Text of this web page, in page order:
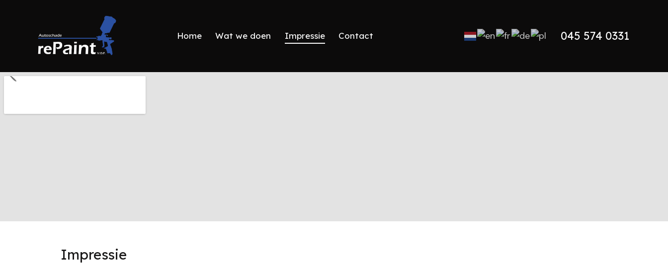
Home Wat we doen Impressie Contact 045 574 0331
Impressie